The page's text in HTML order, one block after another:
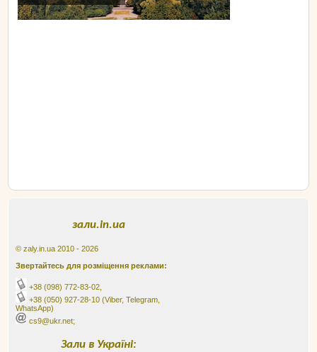
зали.in.ua
© zaly.in.ua 2010 - 2026
Звертайтесь для розміщення реклами:
+38 (098) 772-83-02,
+38 (050) 927-28-10 (Viber, Telegram,
WhatsApp)
cs9@ukr.net;
Зали в Україні: